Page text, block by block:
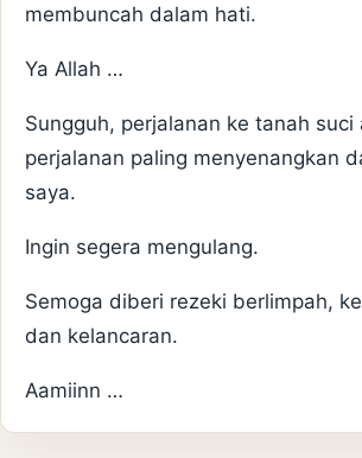
membuncah dalam hati.
Ya Allah …
Sungguh, perjalanan ke tanah suci
perjalanan paling menyenangkan
saya.
Ingin segera mengulang.
Semoga diberi rezeki berlimpah,
dan kelancaran.
Aamiinn …